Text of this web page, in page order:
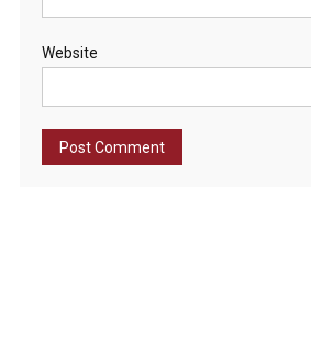
Website